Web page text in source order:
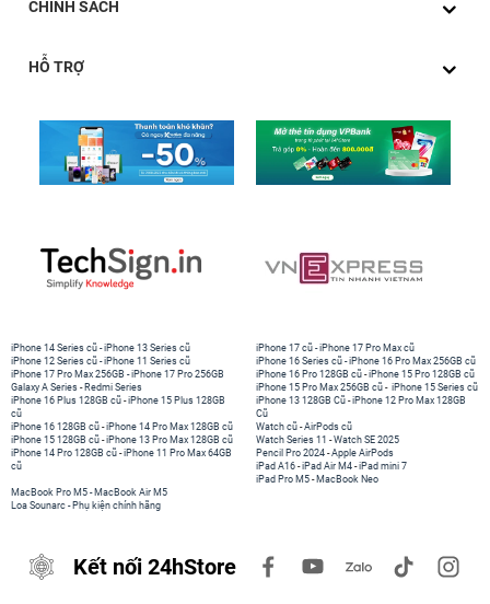
CHÍNH SÁCH
HỖ TRỢ
iPhone 14 Series cũ -iPhone 13 Series cũ
iPhone 12 Series cũ -iPhone 11 Series cũ
iPhone 17 Pro Max 256GB -iPhone 17 Pro 256GB
Galaxy A Series - Redmi Series
iPhone 17 cũ -iPhone 17 Pro Max cũ
iPhone 16 Series cũ - iPhone 16 Pro Max 256GB cũ
iPhone 16 Pro 128GB cũ -iPhone 15 Pro 128GB cũ
iPhone 15 Pro Max 256GB cũ - iPhone 15 Series cũ
iPhone 16 Plus 128GB cũ -iPhone 15 Plus 128GB
cũ
iPhone 16 128GB cũ -iPhone 14 Pro Max 128GB cũ
iPhone 15 128GB cũ -iPhone 13 Pro Max 128GB cũ
iPhone 14 Pro 128GB cũ -iPhone 11 Pro Max 64GB
cũ
iPhone 13 128GB Cũ -iPhone 12 Pro Max 128GB
Cũ
Watch cũ -AirPods cũ
Watch Series 11 -Watch SE 2025
Pencil Pro 2024 -Apple AirPods
iPad A16 -iPad Air M4 -iPad mini 7
iPad Pro M5 - MacBook Neo
MacBook Pro M5 - MacBook Air M5
Loa Sounarc - Phụ kiện chính hãng
Kết nối 24hStore